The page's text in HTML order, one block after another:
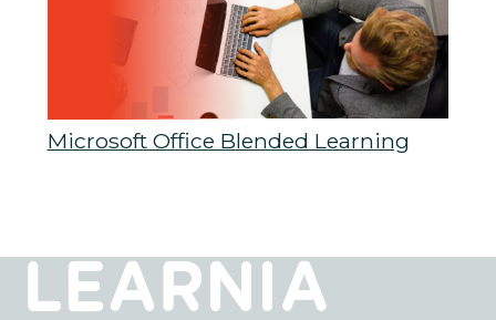
Microsoft Office Blended Learning